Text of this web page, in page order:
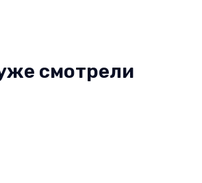
смотрели